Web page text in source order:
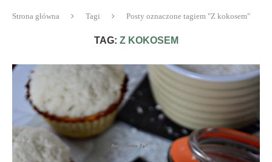
Strona główna Tagi Posty oznaczone tagiem "Z kokosem"
TAG: Z KOKOSEM